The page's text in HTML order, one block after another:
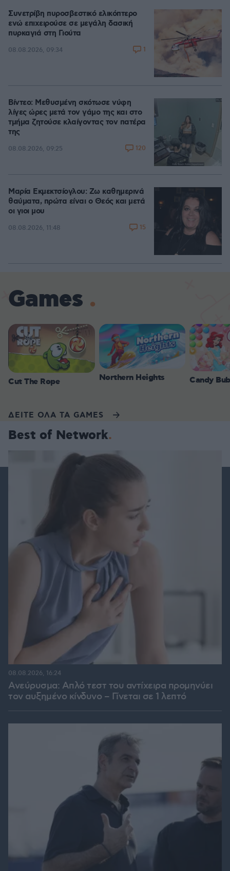
Συνετρίβη πυροσβεστικό ελικόπτερο
ενώ επιχειρούσε σε μεγάλη δασική
πυρκαγιά στη Γιούτα
08.08.2026, 09:34 1
Βίντεο: Μεθυσμένη σκότωσε νύφη
λίγες ώρες μετά τον γάμο της και στο
τμήμα ζητούσε κλαίγοντας τον πατέρα
της
08.08.2026, 09:25 120
Μαρία Εκμεκτσίογλου: Ζω καθημερινά
θαύματα, πρώτα είναι ο Θεός και μετά
οι γιοι μου
08.08.2026, 11:48 15
Games
Cut The Rope Northern Heights Candy
ΔΕΙΤΕ ΟΛΑ ΤΑ GAMES
Best of Network
Ανεύρυσμα: Απλό τεστ του αντίχειρα προμηνύει
τον αυξημένο κίνδυνο – Γίνεται σε 1 λεπτό
08.08.2026, 16:24